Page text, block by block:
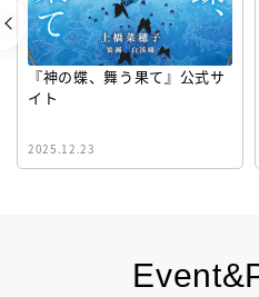
『神の蝶、舞う果て』公式サ
イト
2025.12.23